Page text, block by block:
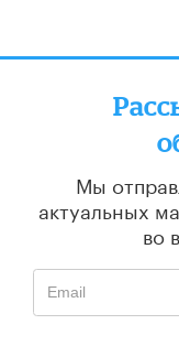
Мы
актуальных
во